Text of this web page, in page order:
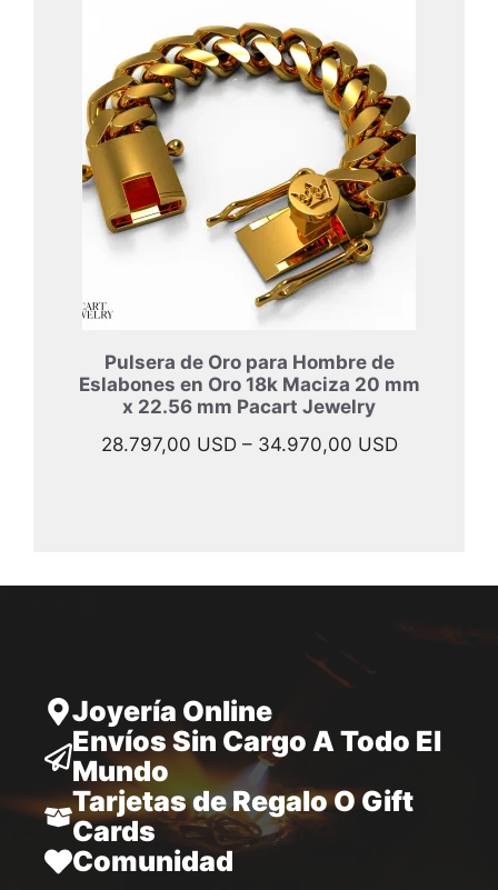
hasta
45.967,00
Pulsera de Oro para Hombre de
Eslabones en Oro 18k Maciza 20 mm
x 22.56 mm Pacart Jewelry
28.797,00 USD – 34.970,00 USDRango
hasta
Joyería Online
Envíos Sin Cargo A Todo El
Mundo
Tarjetas de Regalo O Gift
Cards
Comunidad